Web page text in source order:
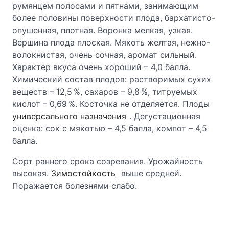
румянцем полосами и пятнами, занимающим
более половины поверхности плода, бархатисто-
опушенная, плотная. Воронка мелкая, узкая.
Beршина плода плоская. Мякоть желтая, нежно-
волокнистая, очень сочная, аромат сильный.
Характер вкуса очень хороший – 4,0 балла.
Химический состав плодов: растворимых сухих
веществ – 12,5 %, сахаров – 9,8 %, титруемых
кислот – 0,69 %. Косточка не отделяется. Плоды
универсального назначения . Дегустационная
оценка: сок с мякотью – 4,5 балла, компот – 4,5
балла.
Сорт раннего срока созревания. Урожайность
высокая. Зимостойкость
выше средней.
Поражается болезнями слабо.